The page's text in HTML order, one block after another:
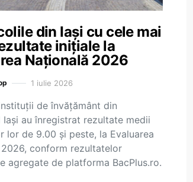
din Iași cu cele mai
inițiale la
Națională 2026
1 iulie 2026
de învățământ din
Iași au înregistrat rezultate medii
lor de 9.00 și peste, la Evaluarea
conform rezultatelor
agregate de platforma BacPlus.ro.